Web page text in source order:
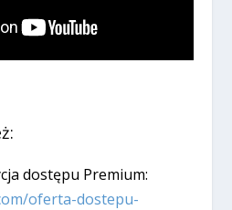
dostępu Premium:
oferta-dostepu-